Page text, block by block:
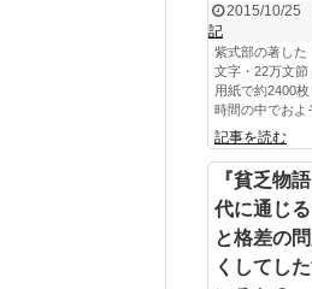
2015/10/25
記
紫式部の著した
文字・22万文
用紙で約2400
時間の中でおよ
記事を読む
『貧乏物
代に通じ
と格差の
くしてし